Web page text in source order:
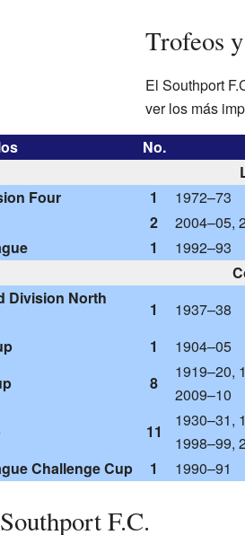
Trofeos
El Southport
ver los más
No.
Four 1
1972–73
2
2004–05,
1
1992–93
Division North
1
1937–38
1
1904–05
8
1919–20,
2009–10
11
1930–31,
1998–99,
Challenge Cup
1 1990–91
F.C.